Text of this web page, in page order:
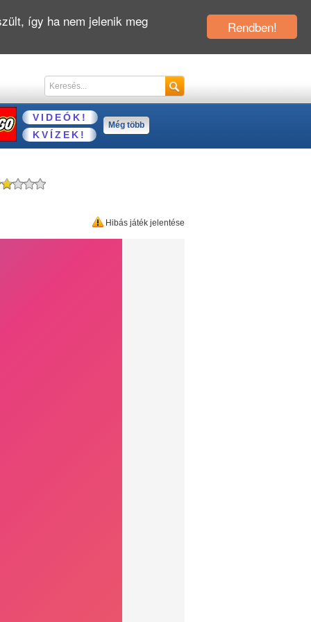
VIDEÓK!
KVÍZEK!
Még több
Hibás játék jelentése
Rendben!
így ha nem jelenik meg